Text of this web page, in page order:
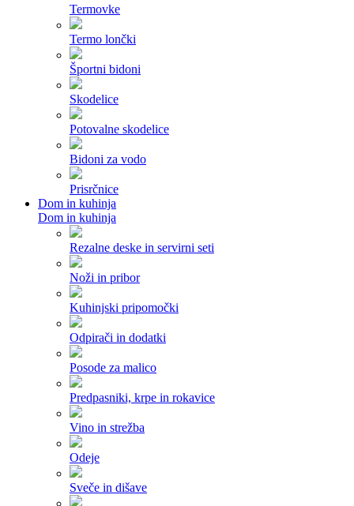
Termovke
Termo lončki
Športni bidoni
Skodelice
Potovalne skodelice
Bidoni za vodo
Prisrčnice
Dom in kuhinja
Dom in kuhinja
Rezalne deske in servirni seti
Noži in pribor
Kuhinjski pripomočki
Odpirači in dodatki
Posode za malico
Predpasniki, krpe in rokavice
Vino in strežba
Odeje
Sveče in dišave